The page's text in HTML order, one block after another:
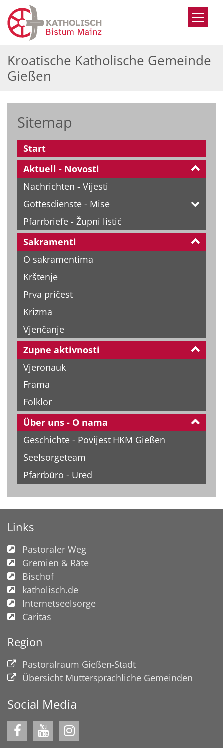
Zum Inhalt springen
Kroatische Katholische Gemeinde
Gießen
Sitemap
Start
Aktuell - Novosti
Nachrichten - Vijesti
Gottesdienste - Mise
Pfarrbriefe - Župni listić
Sakramenti
O sakramentima
Krštenje
Prva pričest
Krizma
Vjenčanje
Zupne aktivnosti
Vjeronauk
Frama
Folklor
Über uns - O nama
Geschichte - Povijest HKM Gießen
Seelsorgeteam
Pfarrbüro - Ured
Links
Pastoraler Weg
Gremien & Räte
Bischof
katholisch.de
Internetseelsorge
Caritas
Region
Pastoralraum Gießen-Stadt
Übersicht Muttersprachliche Gemeinden
Social Media